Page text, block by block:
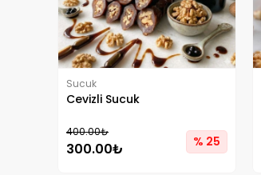
Sucuk
Cevizli Sucuk
400.00₺
300.00₺ % 25